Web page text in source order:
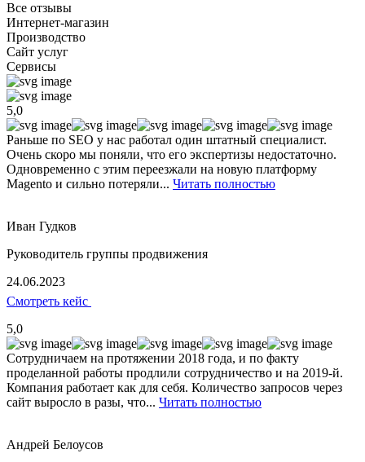
Все отзывы
Интернет-магазин
Производство
Сайт услуг
Сервисы
5,0
Раньше по SEO у нас работал один штатный специалист.
Очень скоро мы поняли, что его экспертизы недостаточно.
Одновременно с этим переезжали на новую платформу
Magento и сильно потеряли... Читать полностью
Иван Гудков
Руководитель группы продвижения
24.06.2023
Смотреть кейс
5,0
Сотрудничаем на протяжении 2018 года, и по факту
проделанной работы продлили сотрудничество и на 2019-й.
Компания работает как для себя. Количество запросов через
сайт выросло в разы, что... Читать полностью
Андрей Белоусов